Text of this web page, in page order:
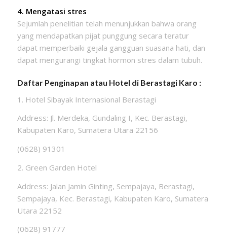
4. Mengatasi stres
Sejumlah penelitian telah menunjukkan bahwa orang
yang mendapatkan pijat punggung secara teratur
dapat memperbaiki gejala gangguan suasana hati, dan
dapat mengurangi tingkat hormon stres dalam tubuh.
Daftar Penginapan atau Hotel di Berastagi Karo :
1. Hotel Sibayak Internasional Berastagi
Address: Jl. Merdeka, Gundaling I, Kec. Berastagi,
Kabupaten Karo, Sumatera Utara 22156
(0628) 91301
2. Green Garden Hotel
Address: Jalan Jamin Ginting, Sempajaya, Berastagi,
Sempajaya, Kec. Berastagi, Kabupaten Karo, Sumatera
Utara 22152
(0628) 91777